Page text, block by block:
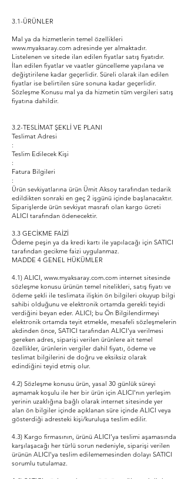
3.1-ÜRÜNLER
Mal ya da hizmetlerin temel özellikleri
www.myaksaray.com adresinde yer almaktadır.
Listelenen ve sitede ilan edilen fiyatlar satış fiyatıdır.
İlan edilen fiyatlar ve vaatler güncelleme yapılana ve
değiştirilene kadar geçerlidir. Süreli olarak ilan edilen
fiyatlar ise belirtilen süre sonuna kadar geçerlidir.
Sözleşme Konusu mal ya da hizmetin tüm vergileri satış
fiyatına dahildir.
3.2-TESLİMAT ŞEKLİ VE PLANI
Teslimat Adresi
:
Teslim Edilecek Kişi
:
Fatura Bilgileri
:
Ürün sevkiyatlarına ürün Ümit Aksoy tarafından tedarik
edildikten sonraki en geç 2 işgünü içinde başlanacaktır.
Siparişlerde ürün sevkiyat masrafı olan kargo ücreti
ALICI tarafından ödenecektir.
3.3 GECİKME FAİZİ
Ödeme peşin ya da kredi kartı ile yapılacağı için SATICI
tarafından gecikme faizi uygulanmaz.
MADDE 4 GENEL HÜKÜMLER
4.1) ALICI, www.myaksaray.com.com internet sitesinde
sözleşme konusu ürünün temel nitelikleri, satış fiyatı ve
ödeme şekli ile teslimata ilişkin ön bilgileri okuyup bilgi
sahibi olduğunu ve elektronik ortamda gerekli teyidi
verdiğini beyan eder. ALICI; bu Ön Bilgilendirmeyi
elektronik ortamda teyit etmekle, mesafeli sözleşmelerin
akdinden önce, SATICI tarafından ALICI'ya verilmesi
gereken adres, siparişi verilen ürünlere ait temel
özellikler, ürünlerin vergiler dahil fiyatı, ödeme ve
teslimat bilgilerini de doğru ve eksiksiz olarak
edindiğini teyid etmiş olur.
4.2) Sözleşme konusu ürün, yasal 30 günlük süreyi
aşmamak koşulu ile her bir ürün için ALICI'nın yerleşim
yerinin uzaklığına bağlı olarak internet sitesinde yer
alan ön bilgiler içinde açıklanan süre içinde ALICI veya
gösterdiği adresteki kişi/kuruluşa teslim edilir.
4.3) Kargo firmasının, ürünü ALICI’ya teslimi aşamasında
karşılaşacağı her türlü sorun nedeniyle, siparişi verilen
ürünün ALICI'ya teslim edilememesinden dolayı SATICI
sorumlu tutulamaz.